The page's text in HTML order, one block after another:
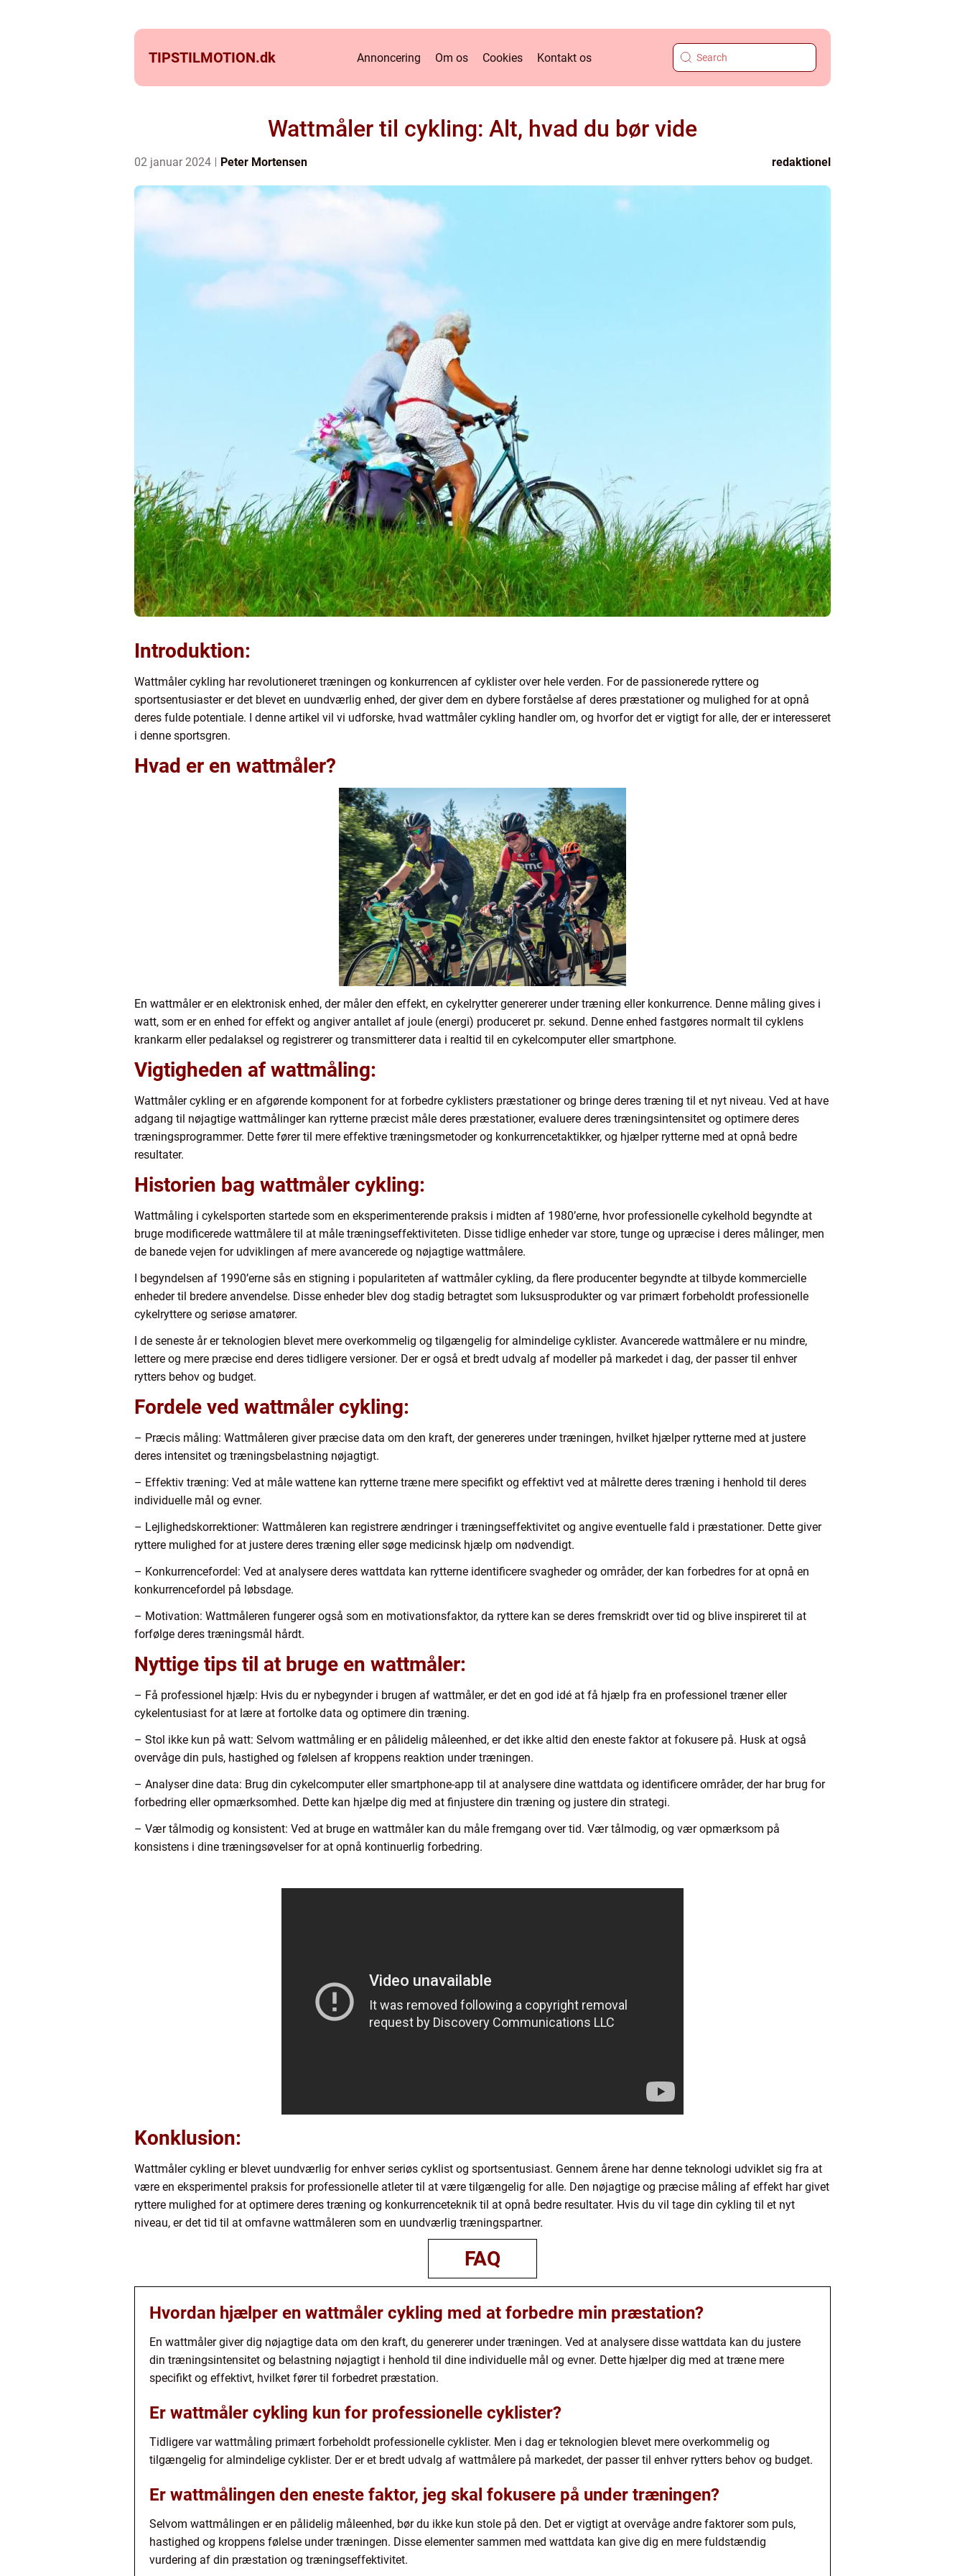
TIPSTILMOTION.dk Annoncering Om os Cookies Kontakt os
Wattmåler til cykling: Alt, hvad du bør vide
02 januar 2024 Peter Mortensen redaktionel
Introduktion:
Wattmåler cykling har revolutioneret træningen og konkurrencen af cyklister over hele verden. For de passionerede ryttere og
sportsentusiaster er det blevet en uundværlig enhed, der giver dem en dybere forståelse af deres præstationer og mulighed for at opnå
deres fulde potentiale. I denne artikel vil vi udforske, hvad wattmåler cykling handler om, og hvorfor det er vigtigt for alle, der er interesseret
i denne sportsgren.
Hvad er en wattmåler?
En wattmåler er en elektronisk enhed, der måler den effekt, en cykelrytter genererer under træning eller konkurrence. Denne måling gives i
watt, som er en enhed for effekt og angiver antallet af joule (energi) produceret pr. sekund. Denne enhed fastgøres normalt til cyklens
krankarm eller pedalaksel og registrerer og transmitterer data i realtid til en cykelcomputer eller smartphone.
Vigtigheden af wattmåling:
Wattmåler cykling er en afgørende komponent for at forbedre cyklisters præstationer og bringe deres træning til et nyt niveau. Ved at have
adgang til nøjagtige wattmålinger kan rytterne præcist måle deres præstationer, evaluere deres træningsintensitet og optimere deres
træningsprogrammer. Dette fører til mere effektive træningsmetoder og konkurrencetaktikker, og hjælper rytterne med at opnå bedre
resultater.
Historien bag wattmåler cykling:
Wattmåling i cykelsporten startede som en eksperimenterende praksis i midten af 1980’erne, hvor professionelle cykelhold begyndte at
bruge modificerede wattmålere til at måle træningseffektiviteten. Disse tidlige enheder var store, tunge og upræcise i deres målinger, men
de banede vejen for udviklingen af mere avancerede og nøjagtige wattmålere.
I begyndelsen af 1990’erne sås en stigning i populariteten af wattmåler cykling, da flere producenter begyndte at tilbyde kommercielle
enheder til bredere anvendelse. Disse enheder blev dog stadig betragtet som luksusprodukter og var primært forbeholdt professionelle
cykelryttere og seriøse amatører.
I de seneste år er teknologien blevet mere overkommelig og tilgængelig for almindelige cyklister. Avancerede wattmålere er nu mindre,
lettere og mere præcise end deres tidligere versioner. Der er også et bredt udvalg af modeller på markedet i dag, der passer til enhver
rytters behov og budget.
Fordele ved wattmåler cykling:
– Præcis måling: Wattmåleren giver præcise data om den kraft, der genereres under træningen, hvilket hjælper rytterne med at justere
deres intensitet og træningsbelastning nøjagtigt.
– Effektiv træning: Ved at måle wattene kan rytterne træne mere specifikt og effektivt ved at målrette deres træning i henhold til deres
individuelle mål og evner.
– Lejlighedskorrektioner: Wattmåleren kan registrere ændringer i træningseffektivitet og angive eventuelle fald i præstationer. Dette giver
ryttere mulighed for at justere deres træning eller søge medicinsk hjælp om nødvendigt.
– Konkurrencefordel: Ved at analysere deres wattdata kan rytterne identificere svagheder og områder, der kan forbedres for at opnå en
konkurrencefordel på løbsdage.
– Motivation: Wattmåleren fungerer også som en motivationsfaktor, da ryttere kan se deres fremskridt over tid og blive inspireret til at
forfølge deres træningsmål hårdt.
Nyttige tips til at bruge en wattmåler:
– Få professionel hjælp: Hvis du er nybegynder i brugen af wattmåler, er det en god idé at få hjælp fra en professionel træner eller
cykelentusiast for at lære at fortolke data og optimere din træning.
– Stol ikke kun på watt: Selvom wattmåling er en pålidelig måleenhed, er det ikke altid den eneste faktor at fokusere på. Husk at også
overvåge din puls, hastighed og følelsen af kroppens reaktion under træningen.
– Analyser dine data: Brug din cykelcomputer eller smartphone-app til at analysere dine wattdata og identificere områder, der har brug for
forbedring eller opmærksomhed. Dette kan hjælpe dig med at finjustere din træning og justere din strategi.
– Vær tålmodig og konsistent: Ved at bruge en wattmåler kan du måle fremgang over tid. Vær tålmodig, og vær opmærksom på
konsistens i dine træningsøvelser for at opnå kontinuerlig forbedring.
Konklusion:
Wattmåler cykling er blevet uundværlig for enhver seriøs cyklist og sportsentusiast. Gennem årene har denne teknologi udviklet sig fra at
være en eksperimentel praksis for professionelle atleter til at være tilgængelig for alle. Den nøjagtige og præcise måling af effekt har givet
ryttere mulighed for at optimere deres træning og konkurrenceteknik til at opnå bedre resultater. Hvis du vil tage din cykling til et nyt
niveau, er det tid til at omfavne wattmåleren som en uundværlig træningspartner.
FAQ
Hvordan hjælper en wattmåler cykling med at forbedre min præstation?
En wattmåler giver dig nøjagtige data om den kraft, du genererer under træningen. Ved at analysere disse wattdata kan du justere
din træningsintensitet og belastning nøjagtigt i henhold til dine individuelle mål og evner. Dette hjælper dig med at træne mere
specifikt og effektivt, hvilket fører til forbedret præstation.
Er wattmåler cykling kun for professionelle cyklister?
Tidligere var wattmåling primært forbeholdt professionelle cyklister. Men i dag er teknologien blevet mere overkommelig og
tilgængelig for almindelige cyklister. Der er et bredt udvalg af wattmålere på markedet, der passer til enhver rytters behov og budget.
Er wattmålingen den eneste faktor, jeg skal fokusere på under træningen?
Selvom wattmålingen er en pålidelig måleenhed, bør du ikke kun stole på den. Det er vigtigt at overvåge andre faktorer som puls,
hastighed og kroppens følelse under træningen. Disse elementer sammen med wattdata kan give dig en mere fuldstændig
vurdering af din præstation og træningseffektivitet.